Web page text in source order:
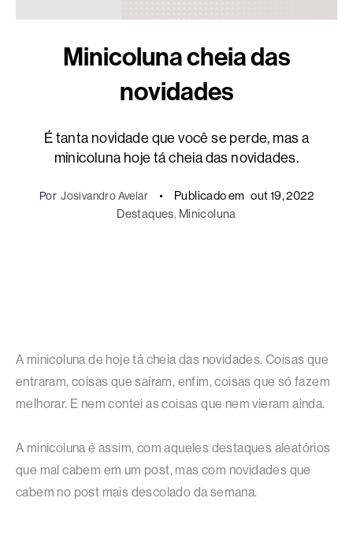
Minicoluna cheia das
novidades
É tanta novidade que você se perde, mas a
minicoluna hoje tá cheia das novidades.
Por Josivandro Avelar Publicado em out 19, 2022
Destaques, Minicoluna
A minicoluna de hoje tá cheia das novidades. Coisas que
entraram, coisas que saíram, enfim, coisas que só fazem
melhorar. E nem contei as coisas que nem vieram ainda.
A minicoluna é assim, com aqueles destaques aleatórios
que mal cabem em um post, mas com novidades que
cabem no post mais descolado da semana.